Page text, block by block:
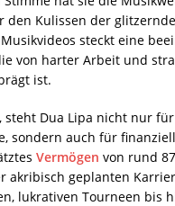
den Kulissen der
steckt eine
von harter Arbeit und
ist.
steht Dua Lipa nicht nur für
sondern auch für
Vermögen von rund
akribisch geplanten
lukrativen Tourneen bis